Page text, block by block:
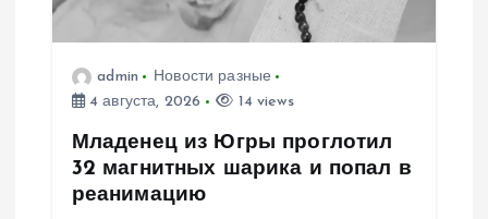
з
admin
Новости разные
4 августа, 2026
14 views
Младенец из Югры проглотил
32 магнитных шарика и попал в
реанимацию